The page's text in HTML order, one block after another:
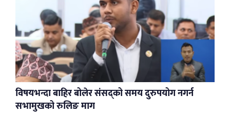
विषयभन्दा बाहिर बोलेर संसद्को समय दुरुपयोग नगर्न
सभामुखको रुलिङ माग